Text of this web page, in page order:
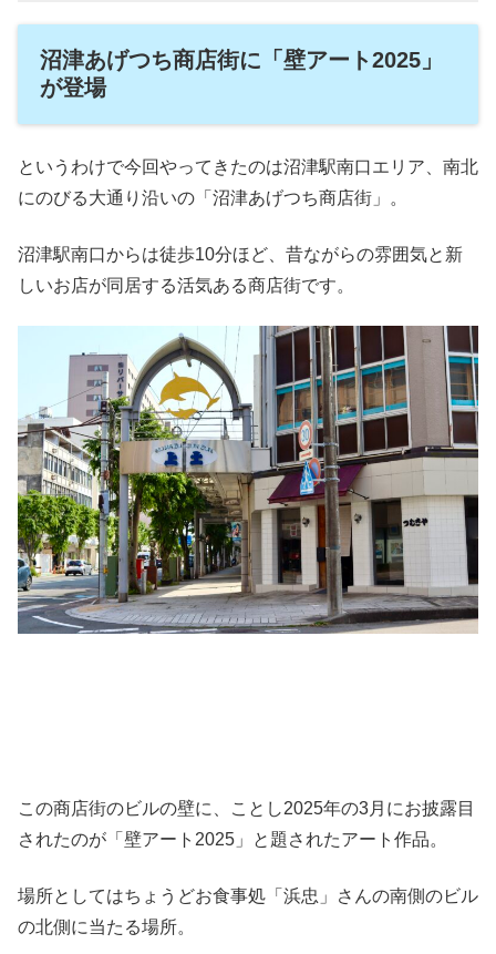
沼津あげつち商店街に「壁アート2025」
が登場
というわけで今回やってきたのは沼津駅南口エリア、南北
にのびる大通り沿いの「沼津あげつち商店街」。
沼津駅南口からは徒歩10分ほど、昔ながらの雰囲気と新
しいお店が同居する活気ある商店街です。
この商店街のビルの壁に、ことし2025年の3月にお披露目
されたのが「壁アート2025」と題されたアート作品。
場所としてはちょうどお食事処「浜忠」さんの南側のビル
の北側に当たる場所。